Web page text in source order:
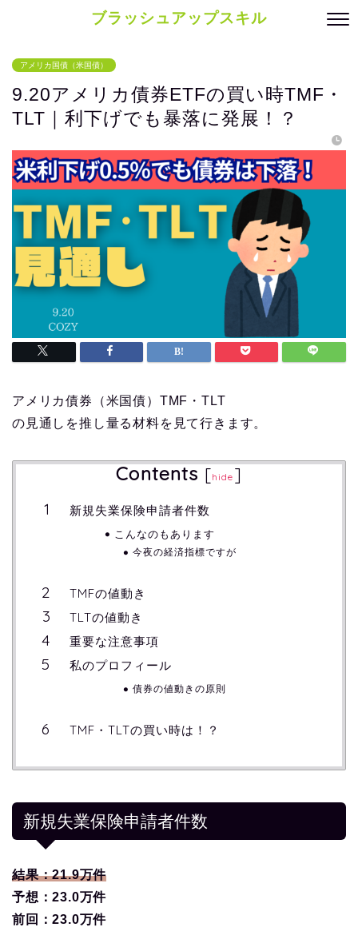
ブラッシュアップスキル
アメリカ国債（米国債）
9.20アメリカ債券ETFの買い時TMF・
TLT｜利下げでも暴落に発展！？
アメリカ債券（米国債）TMF・TLT
の見通しを推し量る材料を見て行きます。
Contents [hide ]
新規失業保険申請者件数
こんなのもあります
今夜の経済指標ですが
TMFの値動き
TLTの値動き
重要な注意事項
私のプロフィール
債券の値動きの原則
TMF・TLTの買い時は！？
新規失業保険申請者件数
結果：21.9万件
予想：23.0万件
前回：23.0万件